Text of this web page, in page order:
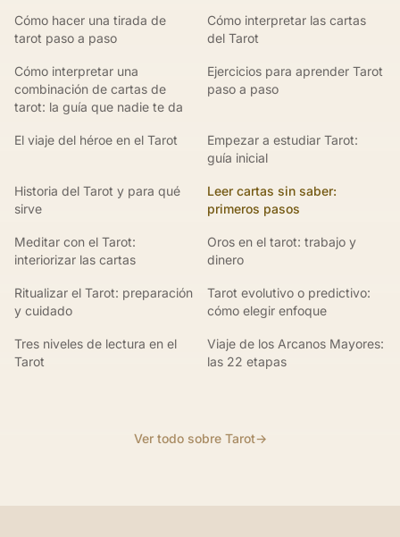
Cómo hacer una tirada de
tarot paso a paso
Cómo interpretar las cartas
del Tarot
Cómo interpretar una
combinación de cartas de
tarot: la guía que nadie te da
Ejercicios para aprender Tarot
paso a paso
El viaje del héroe en el Tarot
Empezar a estudiar Tarot:
guía inicial
Historia del Tarot y para qué
sirve
Leer cartas sin saber:
primeros pasos
Meditar con el Tarot:
interiorizar las cartas
Oros en el tarot: trabajo y
dinero
Ritualizar el Tarot: preparación
y cuidado
Tarot evolutivo o predictivo:
cómo elegir enfoque
Tres niveles de lectura en el
Tarot
Viaje de los Arcanos Mayores:
las 22 etapas
Ver todo sobre Tarot→